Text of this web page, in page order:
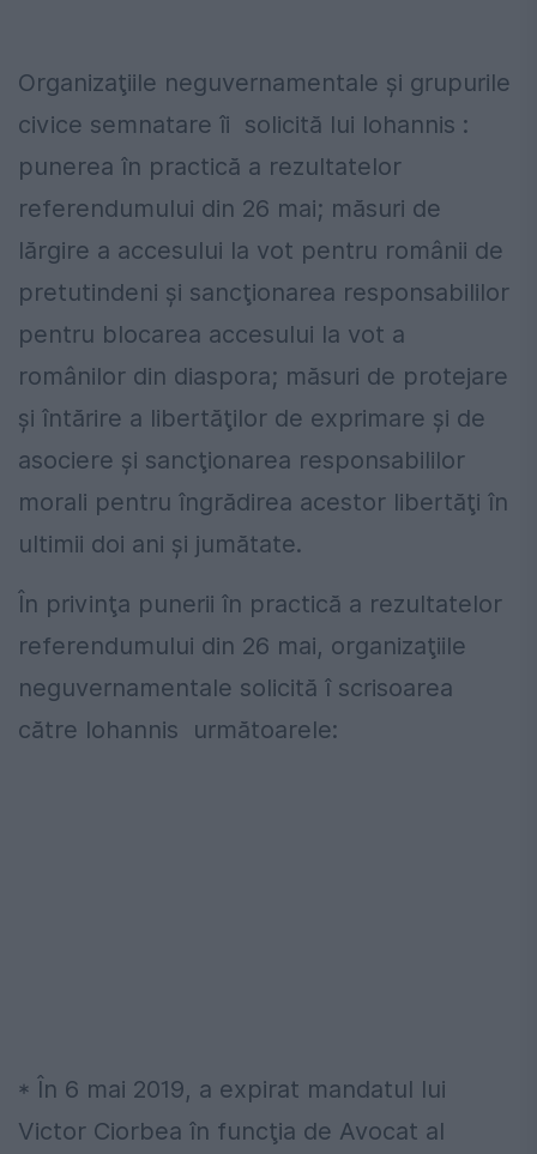
Organizaţiile neguvernamentale şi grupurile
civice semnatare îi solicită lui Iohannis :
punerea în practică a rezultatelor
referendumului din 26 mai; măsuri de
lărgire a accesului la vot pentru românii de
pretutindeni şi sancţionarea responsabililor
pentru blocarea accesului la vot a
românilor din diaspora; măsuri de protejare
şi întărire a libertăţilor de exprimare şi de
asociere şi sancţionarea responsabililor
morali pentru îngrădirea acestor libertăţi în
ultimii doi ani şi jumătate.
În privinţa punerii în practică a rezultatelor
referendumului din 26 mai, organizaţiile
neguvernamentale solicită î scrisoarea
către Iohannis următoarele:
* În 6 mai 2019, a expirat mandatul lui
Victor Ciorbea în funcţia de Avocat al